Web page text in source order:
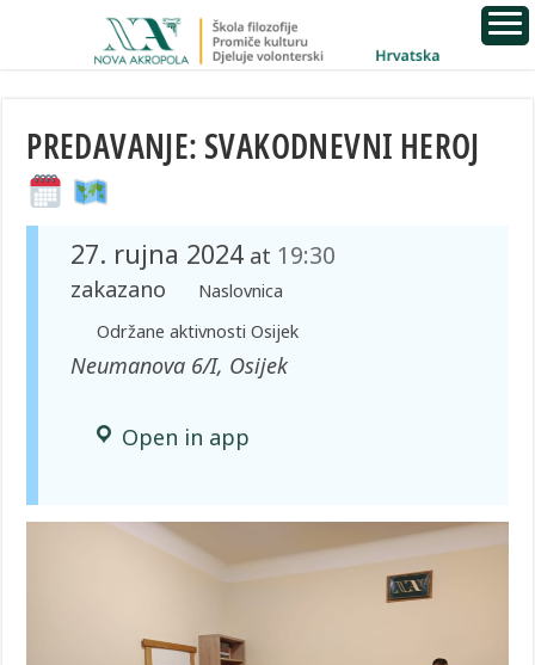
PREDAVANJE: SVAKODNEVNI HEROJ
27. rujna 2024 at 19:30
zakazano
Naslovnica
Održane aktivnosti Osijek
Neumanova 6/I, Osijek
Open in app